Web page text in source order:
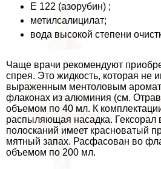
Е 122 (азорубин) ;
метилсалицилат;
вода высокой степени
Чаще врачи рекомендуют
спрея. Это жидкость, которая не
выраженным ментоловым
флаконах из алюминия (см.
объемом по 40 мл. К
распыляющая насадка. Гексорал
полосканий имеет красноватый
мятный запах. Расфасован во
объемом по 200 мл.